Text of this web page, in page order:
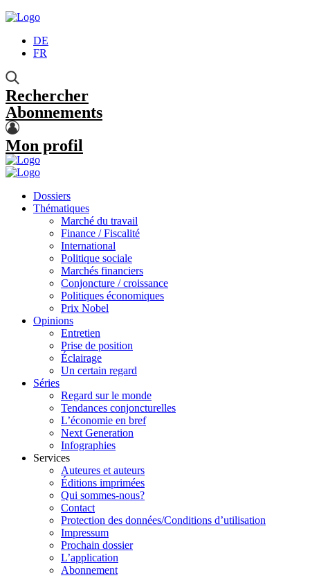
DE
FR
Rechercher
Abonnements
Mon profil
Dossiers
Thématiques
Marché du travail
Finance / Fiscalité
International
Politique sociale
Marchés financiers
Conjoncture / croissance
Politiques économiques
Prix Nobel
Opinions
Entretien
Prise de position
Éclairage
Un certain regard
Séries
Regard sur le monde
Tendances conjoncturelles
L’économie en bref
Next Generation
Infographies
Services
Auteures et auteurs
Éditions imprimées
Qui sommes-nous?
Contact
Protection des données/Conditions d’utilisation
Impressum
Prochain dossier
L’application
Abonnement